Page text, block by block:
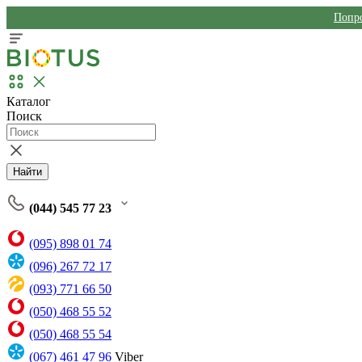
Каталог
Поиск
Найти
(044) 545 77 23
(095) 898 01 74
(096) 267 72 17
(093) 771 66 50
(050) 468 55 52
(050) 468 55 54
(067) 461 47 96 Viber